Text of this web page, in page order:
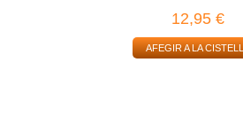
12,95 €
AFEGIR A LA